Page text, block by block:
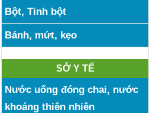
Bột, Tinh bột
Bánh, mứt, kẹo
SỞ Y TẾ
Nước uống đóng chai, nước
khoáng thiên nhiên